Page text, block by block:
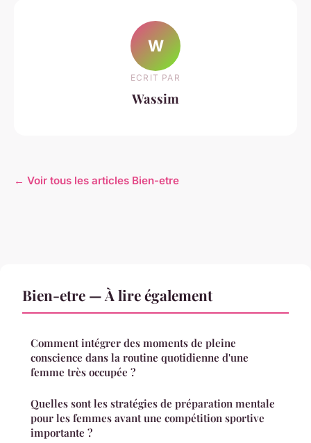
W
ECRIT PAR
Wassim
← Voir tous les articles Bien-etre
Bien-etre — À lire également
Comment intégrer des moments de pleine
conscience dans la routine quotidienne d'une
femme très occupée ?
Quelles sont les stratégies de préparation mentale
pour les femmes avant une compétition sportive
importante ?